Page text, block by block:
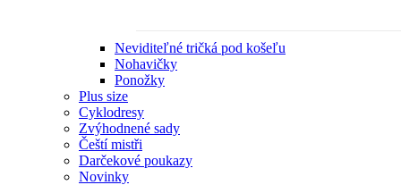
Neviditeľné tričká pod košeľu
Nohavičky
Ponožky
Plus size
Cyklodresy
Zvýhodnené sady
Čeští mistři
Darčekové poukazy
Novinky